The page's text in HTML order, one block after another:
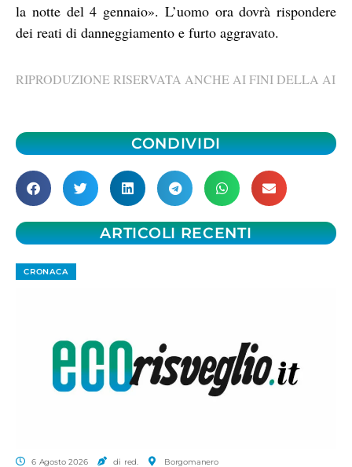
la notte del 4 gennaio». L’uomo ora dovrà rispondere
dei reati di danneggiamento e furto aggravato.
RIPRODUZIONE RISERVATA ANCHE AI FINI DELLA AI
CONDIVIDI
ARTICOLI RECENTI
CRONACA
6 Agosto 2026 di red. Borgomanero